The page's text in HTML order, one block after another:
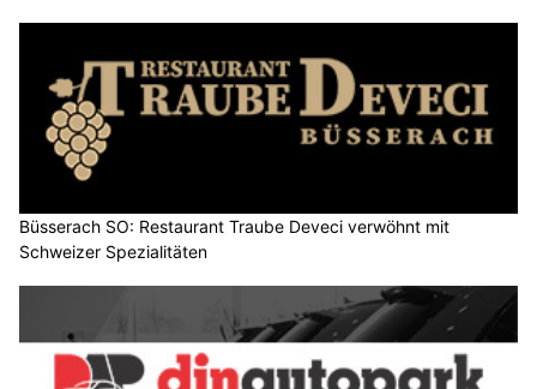
Büsserach SO: Restaurant Traube Deveci verwöhnt mit
Schweizer Spezialitäten